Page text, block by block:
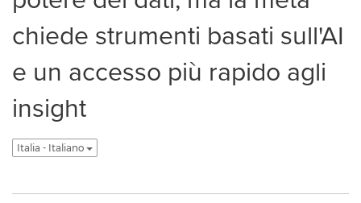
chiede strumenti basati sull'AI
e un accesso più rapido agli
insight
Italia - Italiano